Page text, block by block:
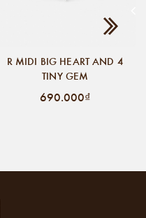
R MIDI BIG HEART AND 4
TINY GEM
690.000₫